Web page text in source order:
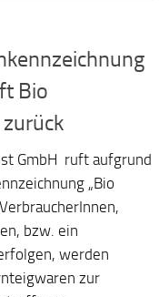
Bio
GmbH ruft aufgrund
„Bio
bzw. ein
werden
zur